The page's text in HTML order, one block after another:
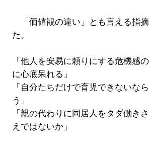
「価値観の違い」とも言える指
た。
「他人を安易に頼りにする危機感
に心底呆れる」
「自分たちだけで育児できないな
う」
「親の代わりに同居人をタダ働き
えではないか」